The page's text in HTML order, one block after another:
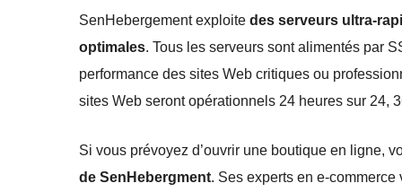
SenHebergement exploite des serveurs ultra-
optimales. Tous les serveurs sont alimentés par
performance des sites Web critiques ou
sites Web seront opérationnels 24 heures sur 24,
Si vous prévoyez d’ouvrir une boutique en ligne,
de SenHebergment. Ses experts en e-